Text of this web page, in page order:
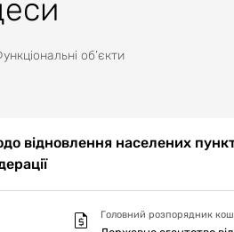
будуть не лише
Мета проєкту з комплексної
об’єкти
відновлення населених
Головний розпорядник